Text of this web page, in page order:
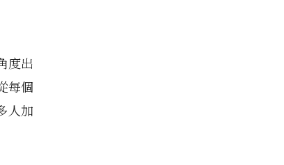
度出
每個
人加